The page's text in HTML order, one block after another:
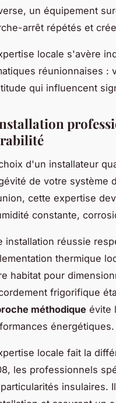
un équipement
arrêt répétés et
locale s'avère
réunionnaises :
qui influencent
d'un installateur
de votre système
cette expertise
constante,
installation réussie
thermique
habitat pour
frigorifique
méthodique évite
énergétiques.
locale fait la
les professionnels
insulaires.